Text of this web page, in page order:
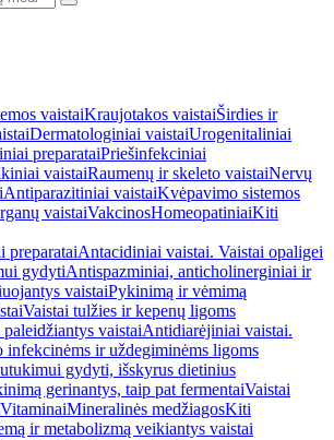
vaistaiKraujotakos vaistaiŠirdies ir
Dermatologiniai vaistaiUrogenitaliniai
preparataiPriešinfekciniai
vaistaiRaumenų ir skeleto vaistaiNervų
Antiparazitiniai vaistaiKvėpavimo sistemos
vaistaiVakcinosHomeopatiniaiKiti
preparataiAntacidiniai vaistai. Vaistai opaligei
gydytiAntispazminiai, anticholinerginiai ir
vaistaiPykinimą ir vėmimą
Vaistai tulžies ir kepenų ligoms
vaistaiAntidiarėjiniai vaistai.
infekcinėms ir uždegiminėms ligoms
gydyti, išskyrus dietinius
gerinantys, taip pat fermentaiVaistai
VitaminaiMineralinės medžiagosKiti
ir metabolizmą veikiantys vaistai